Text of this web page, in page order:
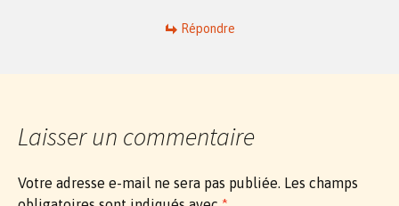
Répondre
Laisser un commentaire
Votre adresse e-mail ne sera pas publiée. Les champs